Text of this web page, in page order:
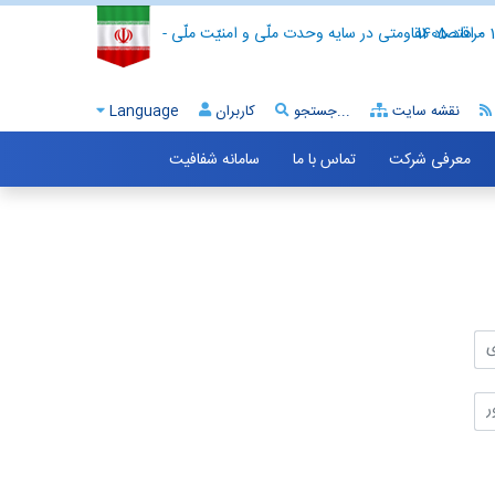
- اقتصاد مقاومتی در سایه وحدت ملّی و امنیّت ملّی -
Language کاربران جستجو... نقشه سایت
معرفی شرکت تماس با ما سامانه شفافیت